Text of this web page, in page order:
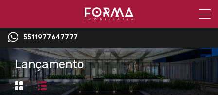
5511977647777
Lançamento